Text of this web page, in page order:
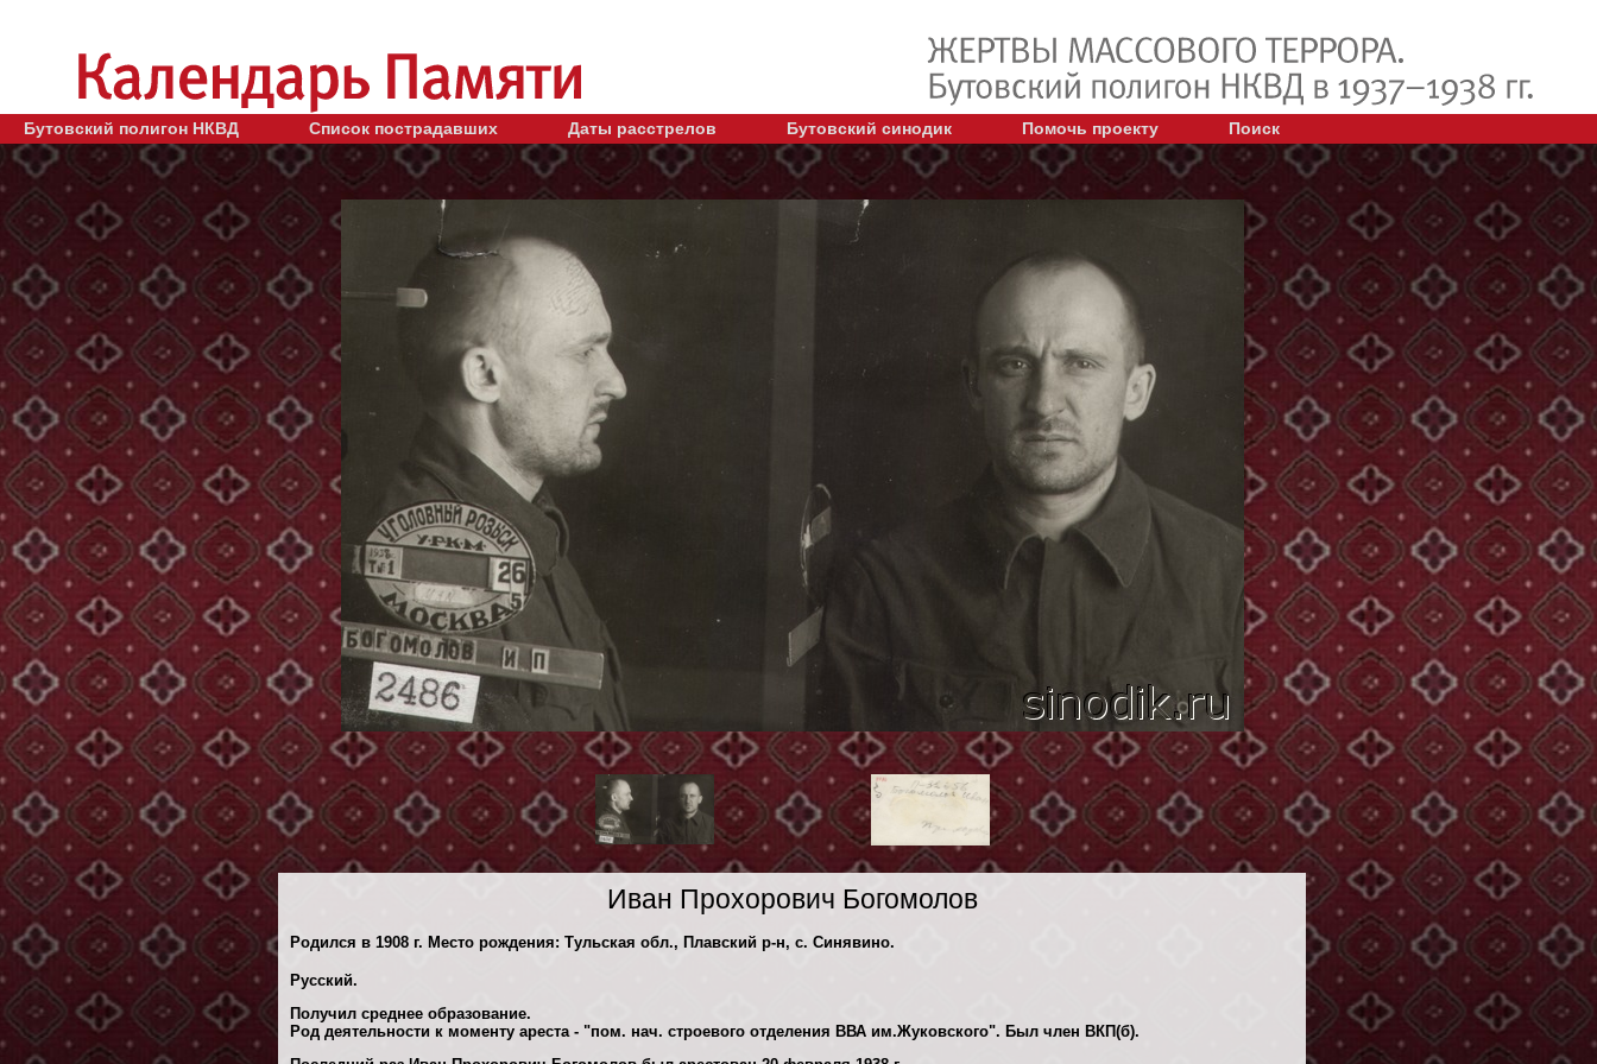
Бутовский полигон НКВД Список пострадавших Даты расстрелов Бутовский синодик Помочь проекту Поиск
Иван Прохорович Богомолов
Родился в 1908 г. Место рождения: Тульская обл., Плавский р-н, с. Синявино.
Русский.
Получил среднее образование.
Род деятельности к моменту ареста - "пом. нач. строевого отделения ВВА им.Жуковского". Был член ВКП(б).